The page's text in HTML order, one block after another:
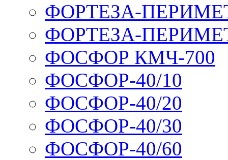
ФОРТЕЗА-
ФОРТЕЗА-
ФОСФОР КМЧ-700
ФОСФОР-40/10
ФОСФОР-40/20
ФОСФОР-40/30
ФОСФОР-40/60